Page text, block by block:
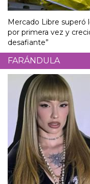
Mercado Libre superó
por primera vez y
desafiante”
FARÁNDULA